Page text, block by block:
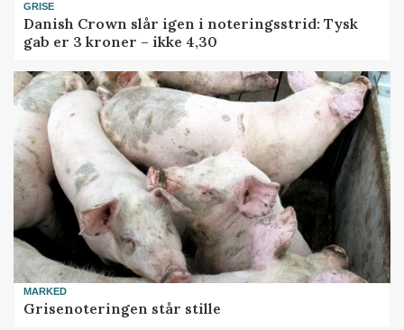
GRISE
Danish Crown slår igen i noteringsstrid: Tysk
gab er 3 kroner – ikke 4,30
MARKED
Grisenoteringen står stille